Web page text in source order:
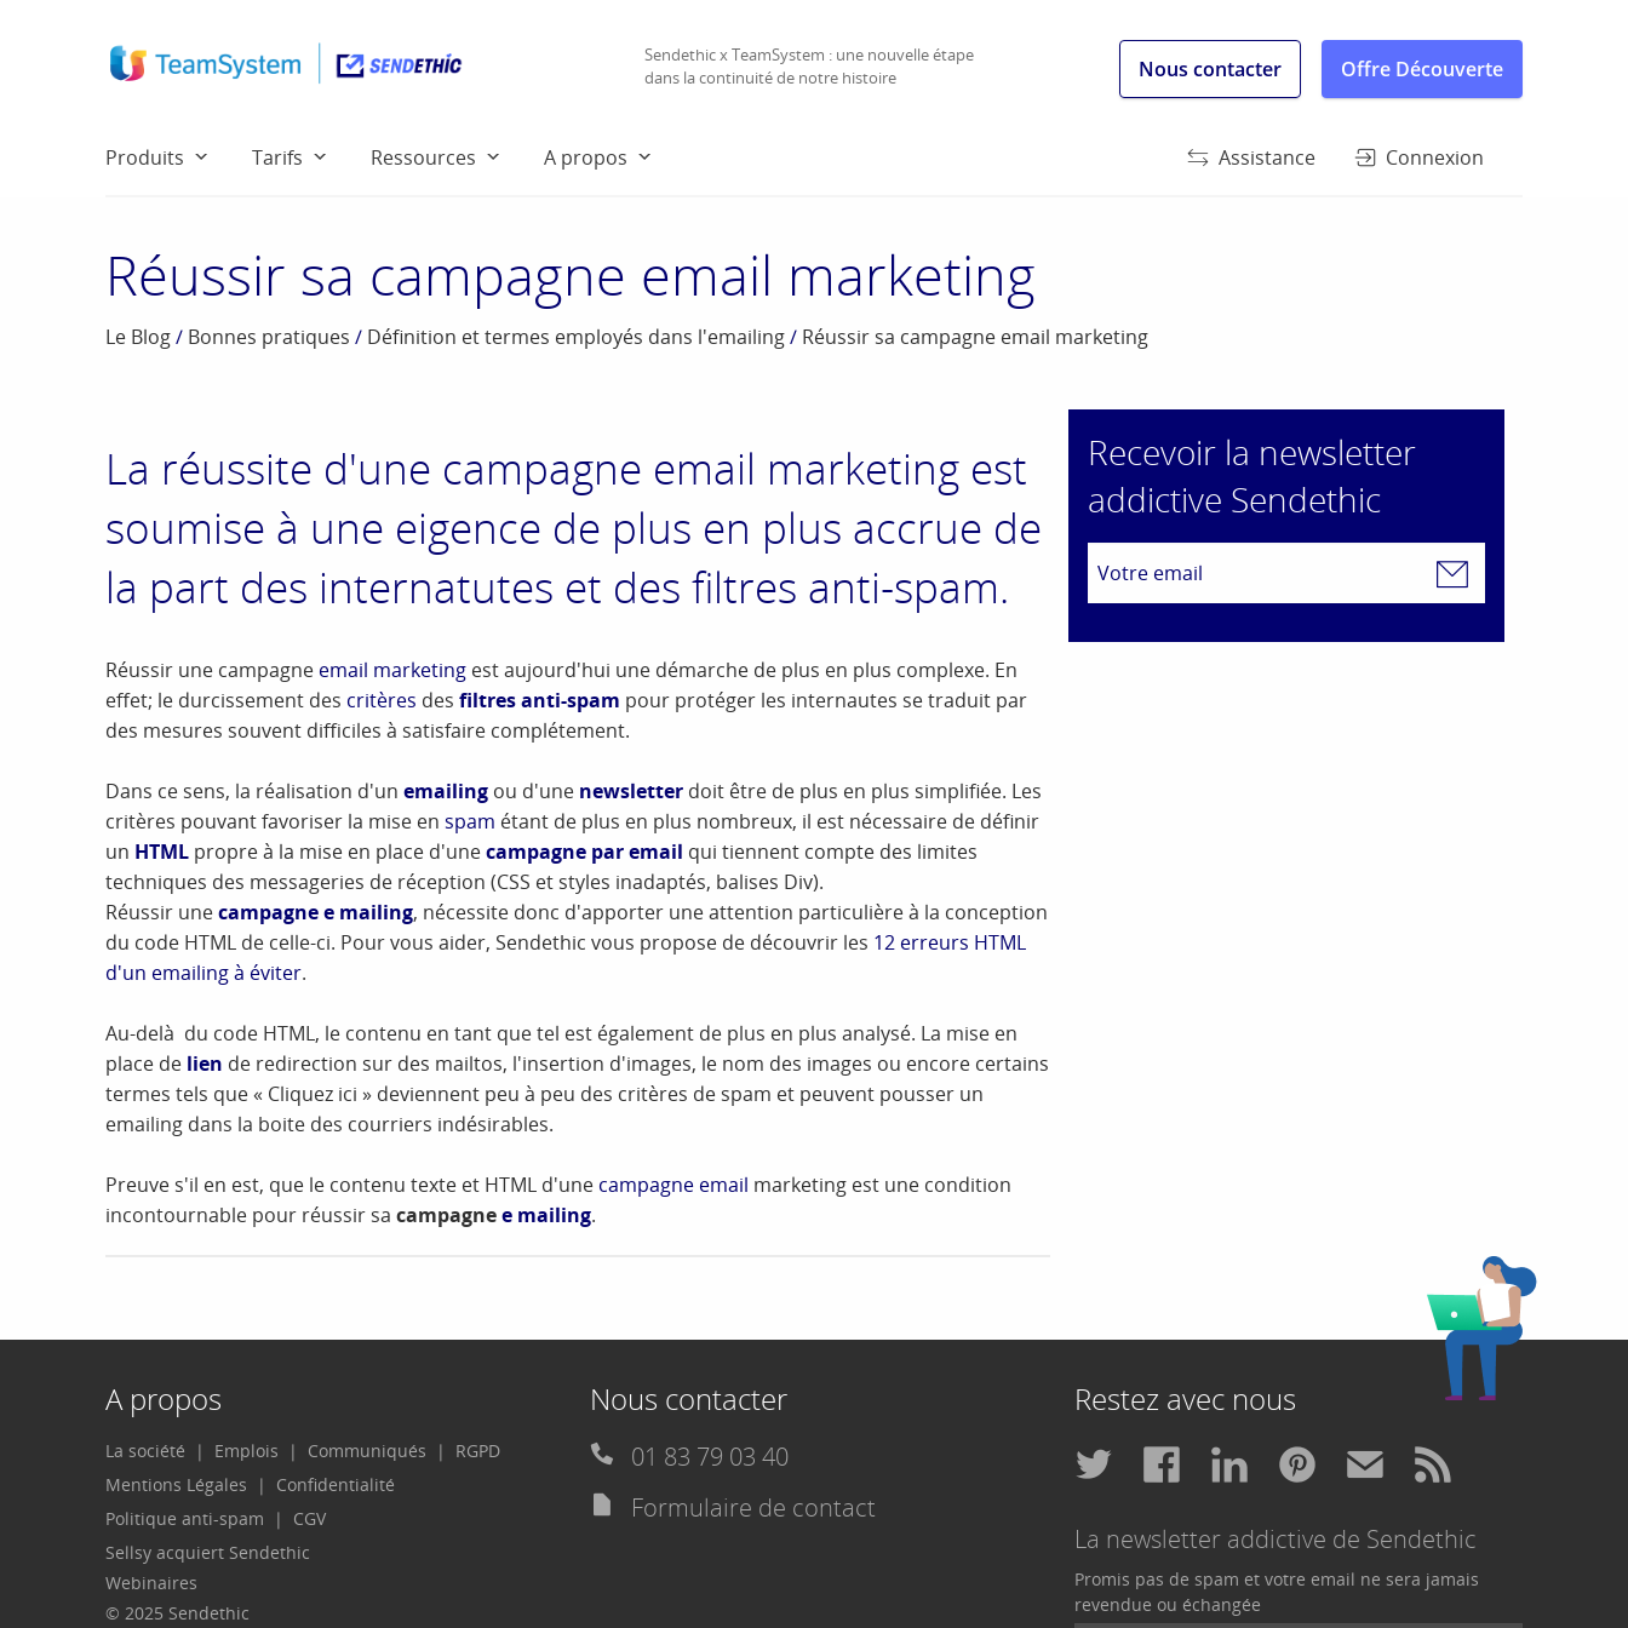
Sendethic x TeamSystem : une nouvelle étape
dans la continuité de notre histoire
Nous contacter Offre Découverte
Produits Tarifs Ressources A propos Assistance Connexion
Réussir sa campagne email marketing
Le Blog/ Bonnes pratiques / Définition et termes employés dans l'emailing/ Réussir sa campagne email marketing
La réussite d'une campagne email marketing est
soumise à une eigence de plus en plus accrue de
la part des internatutes et des filtres anti-spam.
Réussir une campagne email marketing est aujourd'hui une démarche de plus en plus complexe. En
effet; le durcissement des critères des filtres anti-spam pour protéger les internautes se traduit par
des mesures souvent difficiles à satisfaire complétement.
Dans ce sens, la réalisation d'un emailing ou d'une newsletter doit être de plus en plus simplifiée. Les
critères pouvant favoriser la mise en spam étant de plus en plus nombreux, il est nécessaire de définir
un HTML propre à la mise en place d'unecampagne par email qui tiennent compte des limites
techniques des messageries de réception (CSS et styles inadaptés, balises Div).
Réussir unecampagne e mailing, nécessite donc d'apporter une attention particulière à la conception
du code HTML de celle-ci. Pour vous aider, Sendethic vous propose de découvrir les 12 erreurs HTML
d'un emailing à éviter.
Au-delà du code HTML, le contenu en tant que tel est également de plus en plus analysé. La mise en
place de lien de redirection sur des mailtos, l'insertion d'images, le nom des images ou encore certains
termes tels que « Cliquez ici » deviennent peu à peu des critères de spam et peuvent pousser un
emailing dans la boite des courriers indésirables.
Preuve s'il en est, que le contenu texte et HTML d'une campagne email marketing est une condition
incontournable pour réussir sa campagnee mailing.
Recevoir la newsletter
addictive Sendethic
A propos
La société Emplois Communiqués
RGPD
Mentions Légales
Confidentialité
Politique anti-spam
CGV
Sellsy acquiert Sendethic
Webinaires
© 2025 Sendethic
Nous contacter
01 83 79 03 40
Formulaire de contact
Restez avec nous
La newsletter addictive de Sendethic
Promis pas de spam et votre email ne sera jamais
revendue ou échangée